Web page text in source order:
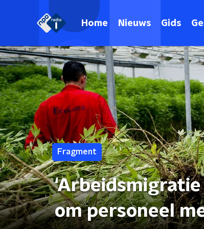
Home Nieuws Gids
Fragment
om personeel